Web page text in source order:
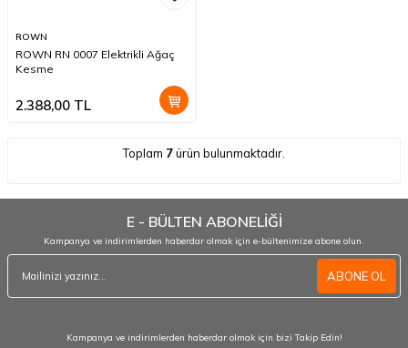
ROWN
ROWN RN 0007 Elektrikli Ağaç
Kesme
2.388,00 TL
Toplam 7ürün bulunmaktadır.
E - BÜLTEN ABONELİĞİ
Kampanya ve indirimlerden haberdar olmak için e-bültenimize abone olun.
ABONE OL
Kampanya ve indirimlerden haberdar olmak için bizi Takip Edin!